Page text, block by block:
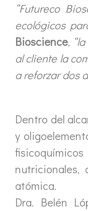
“Futureco
ecológicos
Bioscience,
al cliente la
a reforzar dos
Dentro del
y
atómica.
Dra. Belén